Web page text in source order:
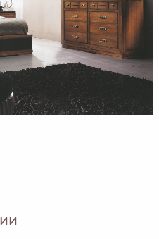
спальной комнаты. В
прикроватная тумбочка,